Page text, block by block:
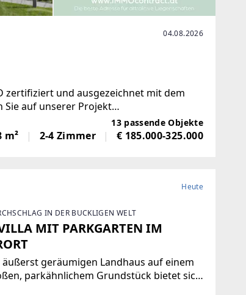
04.08.2026
zertifiziert und ausgezeichnet mit dem
Sie auf unserer Projekt
13 passende Objekte
m² 2-4 Zimmer € 185.000-325.000
Heute
IN DER BUCKLIGEN WELT
MIT PARKGARTEN IM
geräumigen Landhaus auf einem
parkähnlichem Grundstück bietet sich